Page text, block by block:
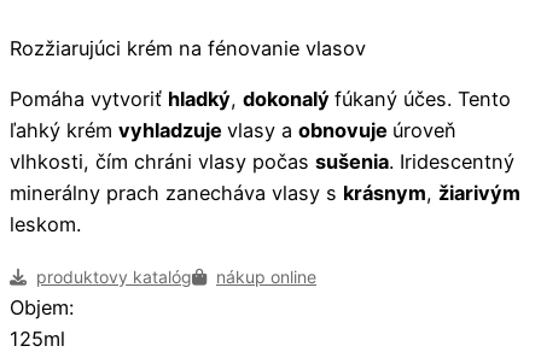
Rozžiarujúci krém na fénovanie vlasov
Pomáha vytvoriť hladký, dokonalý fúkaný účes. Tento
ľahký krém vyhladzuje vlasy a obnovuje úroveň
vlhkosti, čím chráni vlasy počas sušenia. Iridescentný
minerálny prach zanecháva vlasy s krásnym, žiarivým
leskom.
produktovy katalóg nákup online
Objem:
125ml